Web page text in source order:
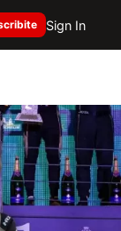
Sign In